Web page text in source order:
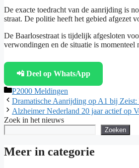
De exacte toedracht van de aanrijding is
straat. De politie heeft het gebied afgezet
De Baarlosestraat is tijdelijk afgesloten
verwondingen en de situatie is
📲 Deel op WhatsApp
Categorieën
P2000 Meldingen
Dramatische Aanrijding op A1 bij Zeist:
Alzheimer Nederland 20 jaar actief op
Zoek in het nieuws
Zoeken
Meer in categorie